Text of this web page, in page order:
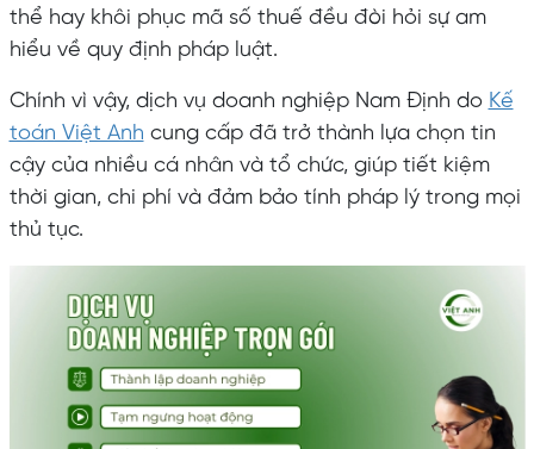
thể hay khôi phục mã số thuế đều đòi hỏi sự am
hiểu về quy định pháp luật.
Chính vì vậy, dịch vụ doanh nghiệp Nam Định do Kế
toán Việt Anh cung cấp đã trở thành lựa chọn tin
cậy của nhiều cá nhân và tổ chức, giúp tiết kiệm
thời gian, chi phí và đảm bảo tính pháp lý trong mọi
thủ tục.